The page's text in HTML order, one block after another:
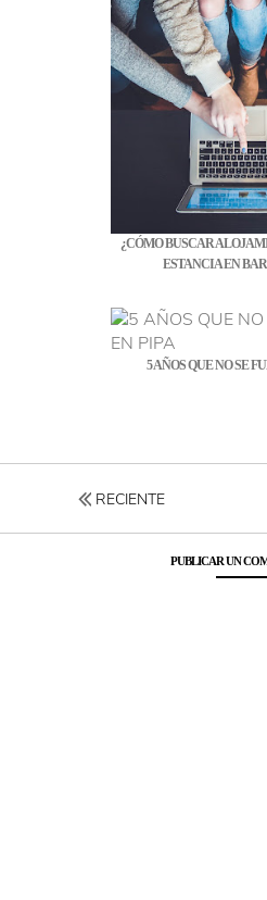
¿CÓMO BUSCAR
ESTANCIA EN
5 AÑOS QUE NO SE
RECIENTE
PUBLICAR UN